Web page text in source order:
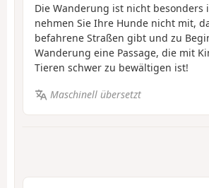
Die Wanderung ist nicht besonders
nehmen Sie Ihre Hunde nicht mit,
befahrene Straßen gibt und zu
Wanderung eine Passage, die mit
Tieren schwer zu bewältigen ist!
Maschinell übersetzt